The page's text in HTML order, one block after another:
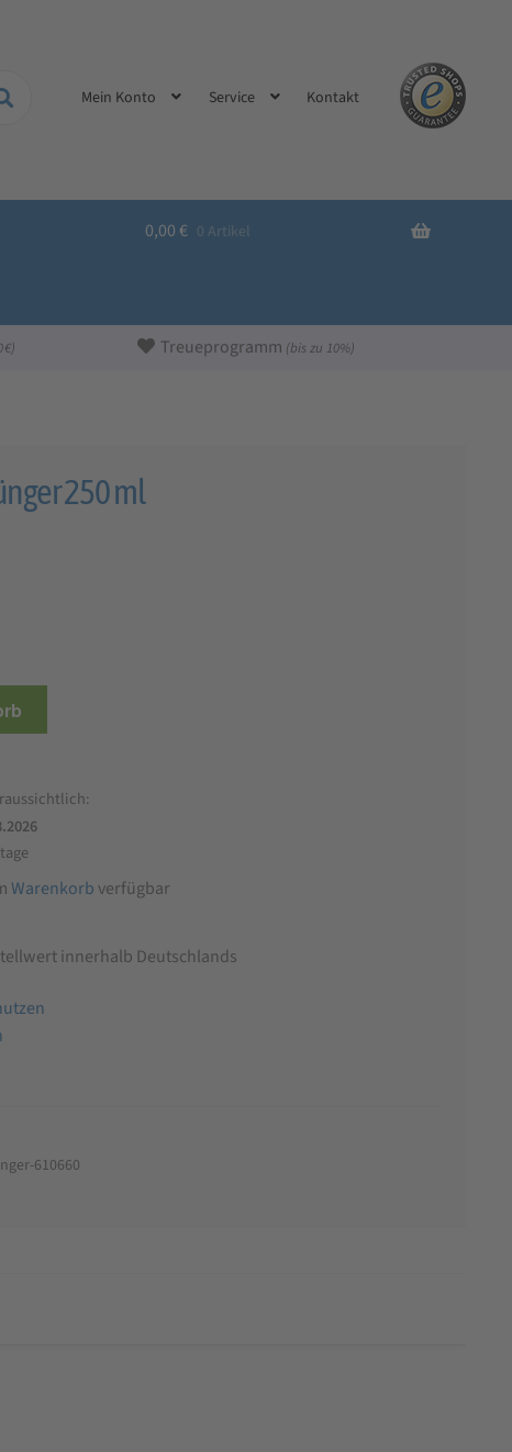
Mein Konto Service Kontakt
0,00 € 0 Artikel
€) Treueprogramm (bis zu 10%)
250 ml
Warenkorb verfügbar
innerhalb Deutschlands
610660